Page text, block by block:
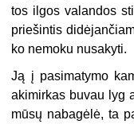
tos ilgos valandos
priešintis
ko nemoku nusakyti.
Ją į pasimatymo
akimirkas buvau lyg
mūsų nabagėlė, ta